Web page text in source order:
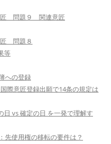
匠 問題９ 関連意匠
問題８
等
への登録
際意匠登録出願で14条の規定は
vs 確定の日 を一発で理解す
先使用権の移転の要件は？